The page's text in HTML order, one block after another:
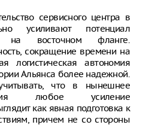
сервисного центра в
усиливают потенциал
на восточном фланге.
сокращение времени на
логистическая автономия
Альянса более надежной.
что в нынешнее
любое усиление
как явная подготовка к
причем не со стороны